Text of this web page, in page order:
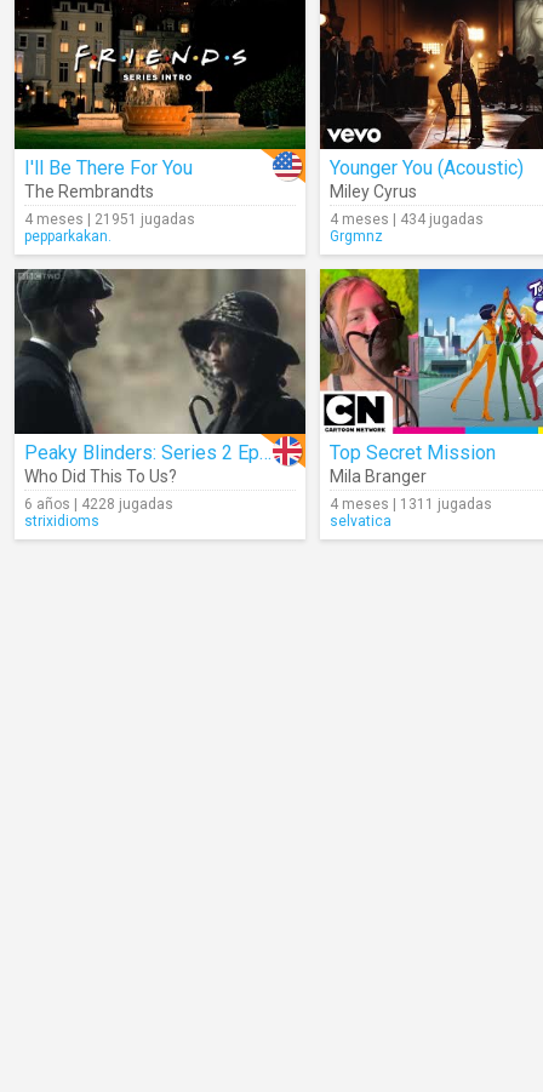
I'll Be There For You
The Rembrandts
4 meses | 21951 jugadas
pepparkakan.
Younger You (Acoustic)
Miley Cyrus
4 meses | 434 jugadas
Grgmnz
Peaky Blinders: Series 2 Episode 1 Preview
Who Did This To Us?
6 años | 4228 jugadas
strixidioms
Top Secret Mission
Mila Branger
4 meses | 1311 jugadas
selvatica